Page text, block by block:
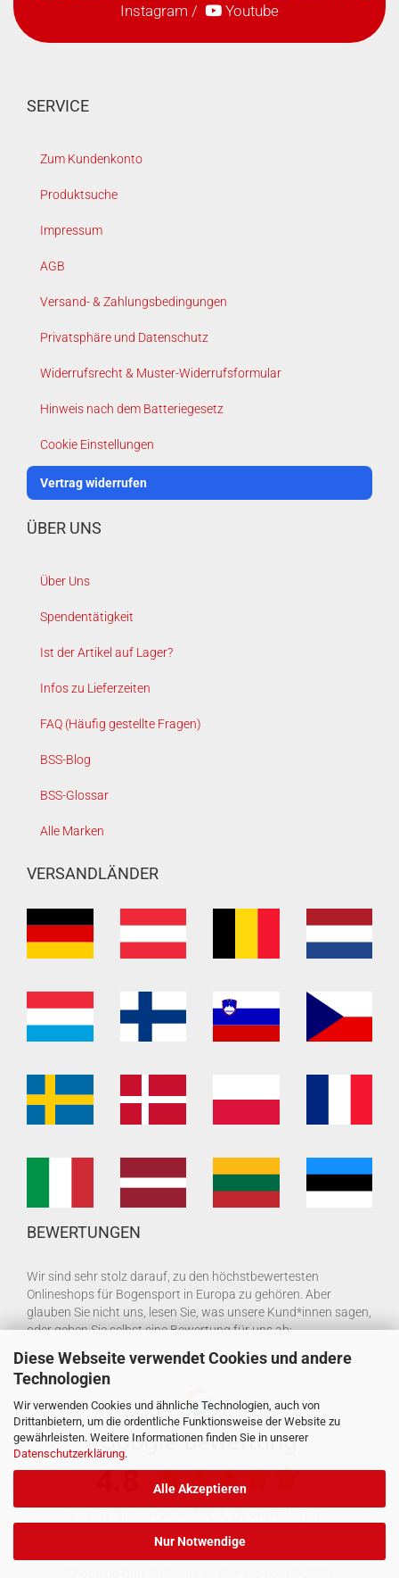
Diese Webseite verwendet Cookies und andere
Technologien
Wir verwenden Cookies und ähnliche Technologien, auch von
Drittanbietern, um die ordentliche Funktionsweise der Website zu
gewährleisten. Weitere Informationen finden Sie in unserer
Datenschutzerklärung.
Alle Akzeptieren
Nur Notwendige
Instagram / Youtube
SERVICE
Zum Kundenkonto
Produktsuche
Impressum
AGB
Versand- & Zahlungsbedingungen
Privatsphäre und Datenschutz
Widerrufsrecht & Muster-Widerrufsformular
Hinweis nach dem Batteriegesetz
Cookie Einstellungen
Vertrag widerrufen
ÜBER UNS
Über Uns
Spendentätigkeit
Ist der Artikel auf Lager?
Infos zu Lieferzeiten
FAQ (Häufig gestellte Fragen)
BSS-Blog
BSS-Glossar
Alle Marken
VERSANDLÄNDER
BEWERTUNGEN
Wir sind sehr stolz darauf, zu den höchstbewertesten
Onlineshops für Bogensport in Europa zu gehören. Aber
glauben Sie nicht uns, lesen Sie, was unsere Kund*innen sagen,
oder geben Sie selbst eine Bewertung für uns ab: